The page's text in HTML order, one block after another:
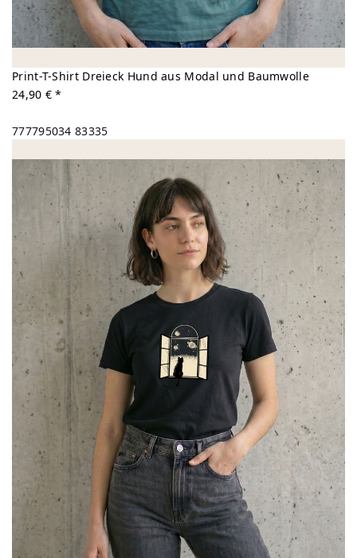
Print-T-Shirt Dreieck Hund aus Modal und Baumwolle
24,90 € *
777795034 83335